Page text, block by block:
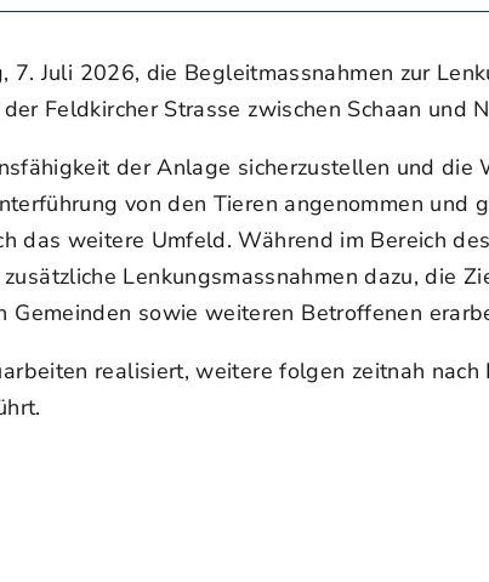
7. Juli 2026, die Begleitmassnahmen zur
Feldkircher Strasse zwischen Schaan und
der Anlage sicherzustellen und
von den Tieren angenommen und
das weitere Umfeld. Während im Bereich
Lenkungsmassnahmen dazu, die
sowie weiteren Betroffenen
realisiert, weitere folgen zeitnah